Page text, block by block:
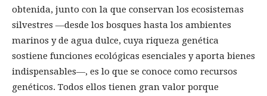
obtenida, junto con la que conservan los ecosistemas
silvestres ―desde los bosques hasta los ambientes
marinos y de agua dulce, cuya riqueza genética
sostiene funciones ecológicas esenciales y aporta bienes
indispensables―, es lo que se conoce como recursos
genéticos. Todos ellos tienen gran valor porque